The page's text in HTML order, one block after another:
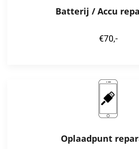
Batterij / Accu
€70,-
Oplaadpunt